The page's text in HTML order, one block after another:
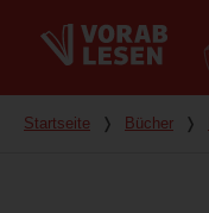
Du bist hier
Startseite ❭ Bücher ❭